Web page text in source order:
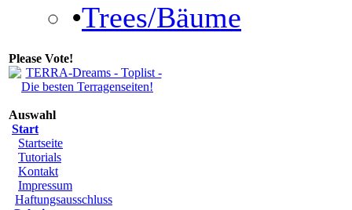
•Trees/Bäume
Please Vote!
Auswahl
Start
Startseite
Tutorials
Kontakt
Impressum
Haftungsausschluss